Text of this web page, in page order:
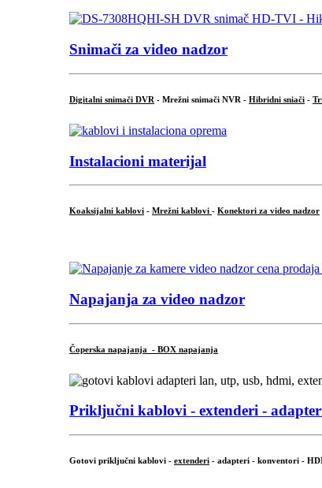
Snimači za video nadzor
Digitalni snimači DVR - Mrežni snimači NVR - Hibridni sniači -
Instalacioni materijal
Koaksijalni kablovi - Mrežni kablovi - Konektori za video nadzor
Napajanja za video nadzor
Čoperska napajanja - BOX napajanja
Priključni kablovi - extenderi -
Gotovi priključni kablovi - extenderi - adapteri - konventori -